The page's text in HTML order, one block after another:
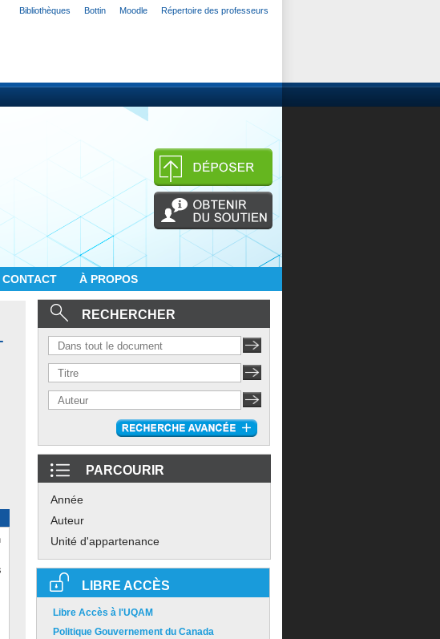
Bibliothèques Bottin Moodle Répertoire des professeurs
CONTACT À PROPOS
RECHERCHER
PARCOURIR
Année
Auteur
Unité d'appartenance
LIBRE ACCÈS
Libre Accès à l'UQAM
Politique Gouvernement du Canada